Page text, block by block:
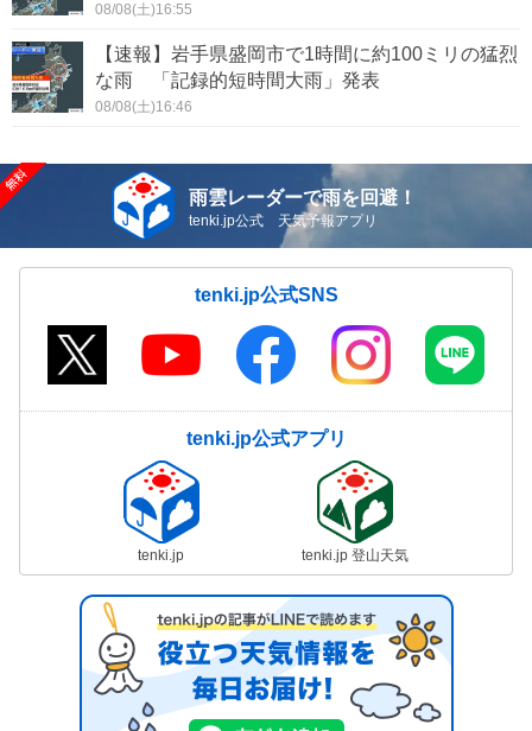
08/08(土)16:55
【速報】岩手県盛岡市で1時間に約100ミリの猛烈
な雨 「記録的短時間大雨」発表
08/08(土)16:46
雨雲レーダーで雨を回避！
tenki.jp公式 天気予報アプリ
tenki.jp公式SNS
tenki.jp公式アプリ
tenki.jp tenki.jp 登山天気